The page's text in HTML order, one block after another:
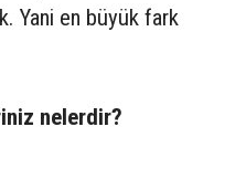
Yani en büyük fark
nelerdir?